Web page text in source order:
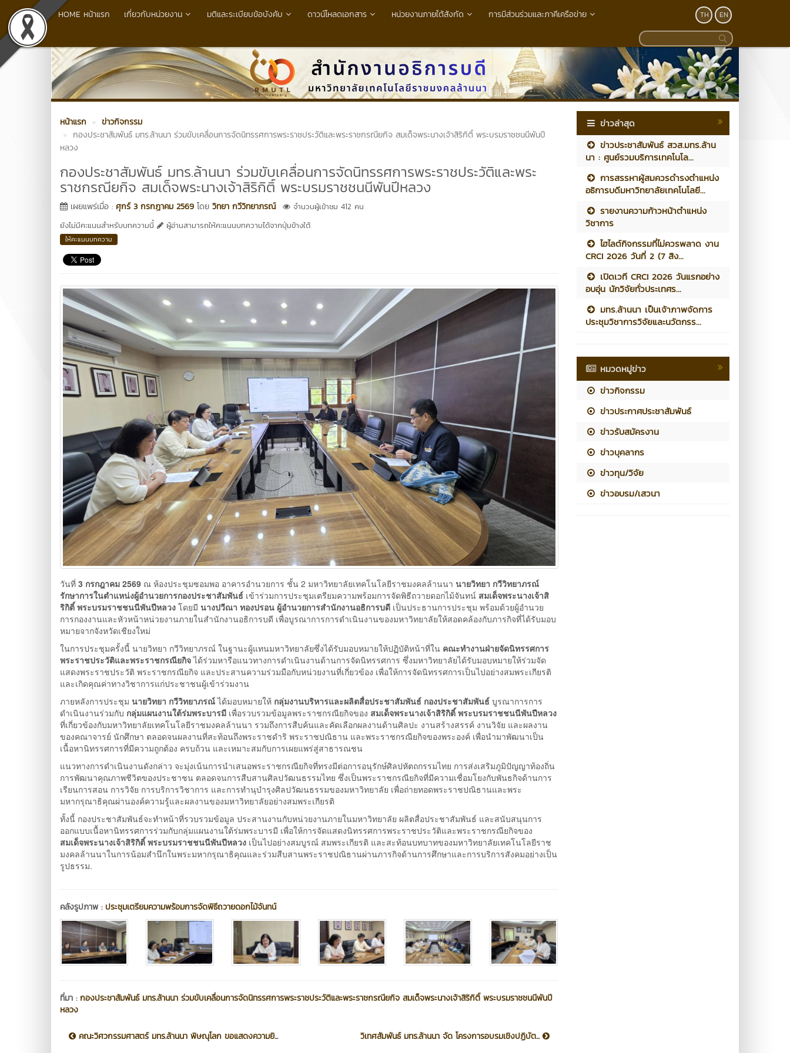
HOME หน้าแรก เกี่ยวกับหน่วยงาน มติและระเบียบข้อบังคับ ดาวน์โหลดเอกสาร หน่วยงานภายใต้สังกัด การมีส่วนร่วมและภาคีเครือข่าย TH EN
หน้าแรก
ข่าวกิจกรรม
กองประชาสัมพันธ์ มทร.ล้านนา ร่วมขับเคลื่อนการจัดนิทรรศการพระราชประวัติและพระราชกรณียกิจ สมเด็จพระนางเจ้าสิริกิติ์ พระบรมราชชนนีพันปี
หลวง
กองประชาสัมพันธ์ มทร.ล้านนา ร่วมขับเคลื่อนการจัดนิทรรศการพระราชประวัติและพระ
ราชกรณียกิจ สมเด็จพระนางเจ้าสิริกิติ์ พระบรมราชชนนีพันปีหลวง
เผยแพร่เมื่อ : ศุกร์ 3 กรกฎาคม 2569 โดย วิทยา กวีวิทยาภรณ์
จำนวนผู้เข้าชม 412 คน
ยังไม่มีคะแนนสำหรับบทความนี้
ผู้อ่านสามารถให้คะแนนบทความได้จากปุ่มข้างใต้
ให้คะแนนบทความ
วันที่ 3 กรกฎาคม 2569 ณ ห้องประชุมซอมพอ อาคารอำนวยการ ชั้น 2 มหาวิทยาลัยเทคโนโลยีราชมงคลล้านนา นายวิทยา กวีวิทยาภรณ์
รักษาการในตำแหน่งผู้อำนวยการกองประชาสัมพันธ์ เข้าร่วมการประชุมเตรียมความพร้อมการจัดพิธีถวายดอกไม้จันทน์ สมเด็จพระนางเจ้าสิ
ริกิติ์ พระบรมราชชนนีพันปีหลวง โดยมี นางปวีณา ทองปรอน ผู้อำนวยการสำนักงานอธิการบดี เป็นประธานการประชุม พร้อมด้วยผู้อำนวย
การกองงานและหัวหน้าหน่วยงานภายในสำนักงานอธิการบดี เพื่อบูรณาการการดำเนินงานของมหาวิทยาลัยให้สอดคล้องกับภารกิจที่ได้รับมอบ
หมายจากจังหวัดเชียงใหม่
ในการประชุมครั้งนี้ นายวิทยา กวีวิทยาภรณ์ ในฐานะผู้แทนมหาวิทยาลัยซึ่งได้รับมอบหมายให้ปฏิบัติหน้าที่ใน คณะทำงานฝ่ายจัดนิทรรศการ
พระราชประวัติและพระราชกรณียกิจได้ร่วมหารือแนวทางการดำเนินงานด้านการจัดนิทรรศการ ซึ่งมหาวิทยาลัยได้รับมอบหมายให้ร่วมจัด
แสดงพระราชประวัติ พระราชกรณียกิจ และประสานความร่วมมือกับหน่วยงานที่เกี่ยวข้อง เพื่อให้การจัดนิทรรศการเป็นไปอย่างสมพระเกียรติ
และเกิดคุณค่าทางวิชาการแก่ประชาชนผู้เข้าร่วมงาน
ภายหลังการประชุม นายวิทยา กวีวิทยาภรณ์ได้มอบหมายให้ กลุ่มงานบริหารและผลิตสื่อประชาสัมพันธ์ กองประชาสัมพันธ์ บูรณาการการ
ดำเนินงานร่วมกับ กลุ่มแผนงานใต้ร่มพระบารมี เพื่อรวบรวมข้อมูลพระราชกรณียกิจของ สมเด็จพระนางเจ้าสิริกิติ์ พระบรมราชชนนีพันปีหลวง
ที่เกี่ยวข้องกับมหาวิทยาลัยเทคโนโลยีราชมงคลล้านนา รวมถึงการสืบค้นและคัดเลือกผลงานด้านศิลปะ งานสร้างสรรค์ งานวิจัย และผลงาน
ของคณาจารย์ นักศึกษา ตลอดจนผลงานที่สะท้อนถึงพระราชดำริ พระราชปณิธาน และพระราชกรณียกิจของพระองค์ เพื่อนำมาพัฒนาเป็น
เนื้อหานิทรรศการที่มีความถูกต้อง ครบถ้วน และเหมาะสมกับการเผยแพร่สู่สาธารณชน
แนวทางการดำเนินงานดังกล่าว จะมุ่งเน้นการนำเสนอพระราชกรณียกิจที่ทรงมีต่อการอนุรักษ์ศิลปหัตถกรรมไทย การส่งเสริมภูมิปัญญาท้องถิ่น
การพัฒนาคุณภาพชีวิตของประชาชน ตลอดจนการสืบสานศิลปวัฒนธรรมไทย ซึ่งเป็นพระราชกรณียกิจที่มีความเชื่อมโยงกับพันธกิจด้านการ
เรียนการสอน การวิจัย การบริการวิชาการ และการทำนุบำรุงศิลปวัฒนธรรมของมหาวิทยาลัย เพื่อถ่ายทอดพระราชปณิธานและพระ
มหากรุณาธิคุณผ่านองค์ความรู้และผลงานของมหาวิทยาลัยอย่างสมพระเกียรติ
ทั้งนี้ กองประชาสัมพันธ์จะทำหน้าที่รวบรวมข้อมูล ประสานงานกับหน่วยงานภายในมหาวิทยาลัย ผลิตสื่อประชาสัมพันธ์ และสนับสนุนการ
ออกแบบเนื้อหานิทรรศการร่วมกับกลุ่มแผนงานใต้ร่มพระบารมี เพื่อให้การจัดแสดงนิทรรศการพระราชประวัติและพระราชกรณียกิจของ
สมเด็จพระนางเจ้าสิริกิติ์ พระบรมราชชนนีพันปีหลวง เป็นไปอย่างสมบูรณ์ สมพระเกียรติ และสะท้อนบทบาทของมหาวิทยาลัยเทคโนโลยีราช
มงคลล้านนาในการน้อมสำนึกในพระมหากรุณาธิคุณและร่วมสืบสานพระราชปณิธานผ่านภารกิจด้านการศึกษาและการบริการสังคมอย่างเป็น
รูปธรรม.
คลังรูปภาพ : ประชุมเตรียมความพร้อมการจัดพิธีถวายดอกไม้จันทน์
ที่มา :กองประชาสัมพันธ์ มทร.ล้านนา ร่วมขับเคลื่อนการจัดนิทรรศการพระราชประวัติและพระราชกรณียกิจ สมเด็จพระนางเจ้าสิริกิติ์ พระบรมราชชนนีพันปี
หลวง
คณะวิศวกรรมศาสตร์ มทร.ล้านนา พิษณุโลก ขอแสดงความยิ... วิเทศสัมพันธ์ มทร.ล้านนา จัด โครงการอบรมเชิงปฏิบัต...
ข่าวล่าสุด
ข่าวประชาสัมพันธ์ สวส.มทร.ล้าน
นา : ศูนย์รวมบริการเทคโนโล...
การสรรหาผู้สมควรดำรงตำแหน่ง
อธิการบดีมหาวิทยาลัยเทคโนโลยี...
รายงานความก้าวหน้าตำแหน่ง
วิชาการ
ไฮไลต์กิจกรรมที่ไม่ควรพลาด งาน
CRCI 2026 วันที่ 2 (7 สิง...
เปิดเวที CRCI 2026 วันแรกอย่าง
อบอุ่น นักวิจัยทั่วประเทศร...
มทร.ล้านนา เป็นเจ้าภาพจัดการ
ประชุมวิชาการวิจัยและนวัตกรร...
หมวดหมู่ข่าว
ข่าวกิจกรรม
ข่าวประกาศประชาสัมพันธ์
ข่าวรับสมัครงาน
ข่าวบุคลากร
ข่าวทุน/วิจัย
ข่าวอบรม/เสวนา